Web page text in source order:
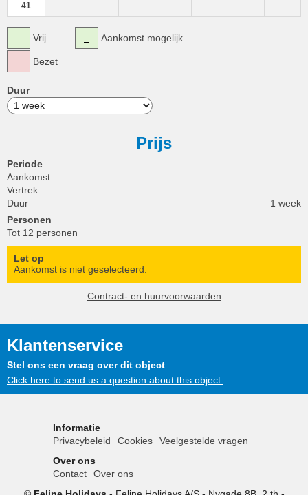
41
Vrij
Bezet
Aankomst mogelijk
Duur
Prijs
Periode
Aankomst
Vertrek
Duur
1 week
Personen
Tot 12 personen
Let op
Aankomst is niet geselecteerd.
Contract- en huurvoorwaarden
Klantenservice
Stel ons een vraag over dit object
Click here to send us a question about this object.
Informatie
Privacybeleid
Cookies
Veelgestelde vragen
Over ons
Contact
Over ons